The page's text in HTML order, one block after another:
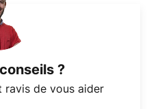
?
ravis de vous aider